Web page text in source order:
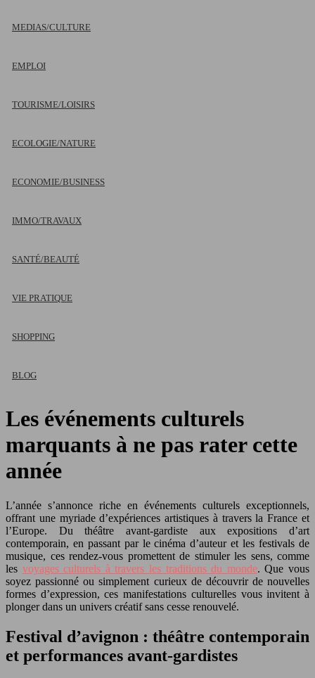
MEDIAS/CULTURE
EMPLOI
TOURISME/LOISIRS
ECOLOGIE/NATURE
ECONOMIE/BUSINESS
IMMO/TRAVAUX
SANTÉ/BEAUTÉ
VIE PRATIQUE
SHOPPING
BLOG
Les événements culturels
marquants à ne pas rater cette
année
L’année s’annonce riche en événements culturels exceptionnels,
offrant une myriade d’expériences artistiques à travers la France et
l’Europe. Du théâtre avant-gardiste aux expositions d’art
contemporain, en passant par le cinéma d’auteur et les festivals de
musique, ces rendez-vous promettent de stimuler les sens, comme
les voyages culturels à travers les traditions du monde. Que vous
soyez passionné ou simplement curieux de découvrir de nouvelles
formes d’expression, ces manifestations culturelles vous invitent à
plonger dans un univers créatif sans cesse renouvelé.
Festival d’avignon : théâtre contemporain
et performances avant-gardistes